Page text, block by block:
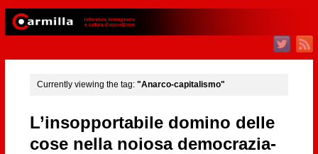
Currently viewing the tag: "Anarco-capitalismo"
L’insopportabile domino delle
cose nella noiosa democrazia-